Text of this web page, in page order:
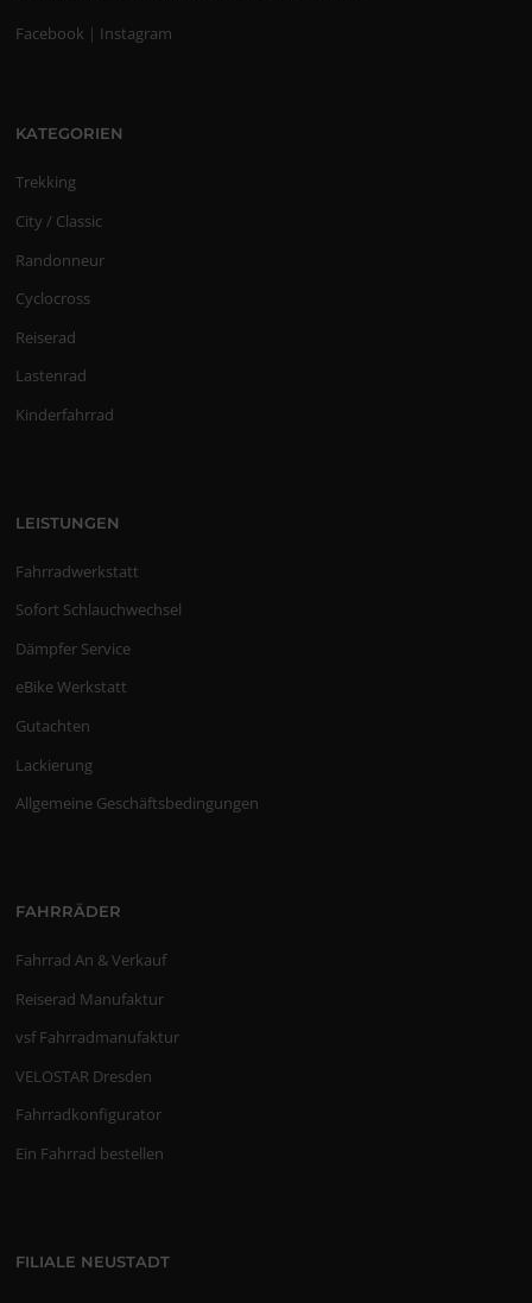
Facebook | Instagram
KATEGORIEN
Trekking
City / Classic
Randonneur
Cyclocross
Reiserad
Lastenrad
Kinderfahrrad
LEISTUNGEN
Fahrradwerkstatt
Sofort Schlauchwechsel
Dämpfer Service
eBike Werkstatt
Gutachten
Lackierung
Allgemeine Geschäftsbedingungen
FAHRRÄDER
Fahrrad An & Verkauf
Reiserad Manufaktur
vsf Fahrradmanufaktur
VELOSTAR Dresden
Fahrradkonfigurator
Ein Fahrrad bestellen
FILIALE NEUSTADT